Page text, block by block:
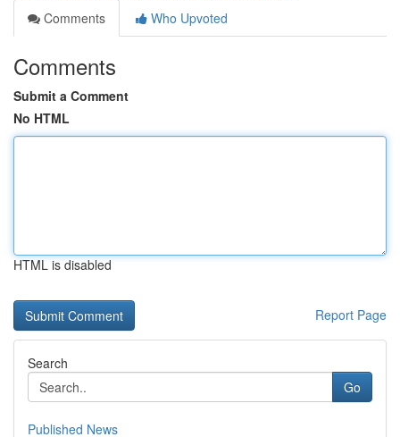
Comments
Who Upvoted
Comments
Submit a Comment
No HTML
HTML is disabled
Report Page
Search
Go
Published News